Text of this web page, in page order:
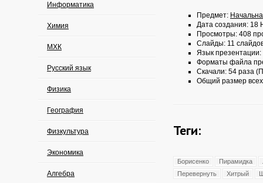
Информатика
Химия
МХК
Русский язык
Физика
География
Физкультура
Экономика
Алгебра
Предмет:
Дата создания: 18
Просмотры: 408
Слайды: 11
Язык презентации:
Форматы файла
Скачали: 54 раза
Общий размер
Теги:
Борисенко Пирамидка
Перевернуть
Хитрый